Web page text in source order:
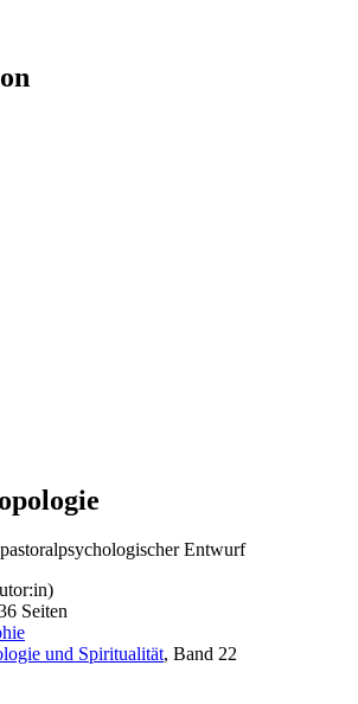
Entwurf
Seiten
und Spiritualität, Band 22